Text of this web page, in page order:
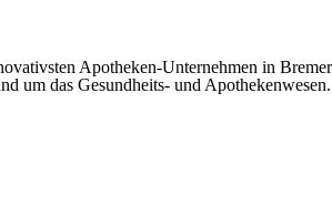
Apotheken-Unternehmen in
um das Gesundheits- und Apothekenwesen.